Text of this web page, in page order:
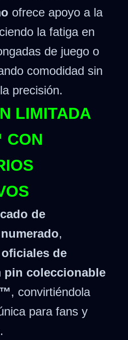
ofrece apoyo a la
la fatiga en
de juego o
comodidad sin
precisión.
LIMITADA
CON
de
,
de
pin coleccionable
, convirtiéndola
para fans y